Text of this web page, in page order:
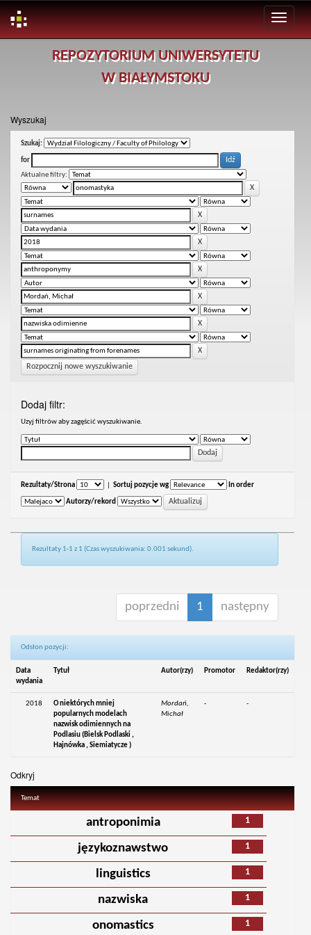
REPOZYTORIUM UNIWERSYTETU
W BIAŁYMSTOKU
Wyszukaj
Szukaj:
for
Aktualne filtry:
Rozpocznij nowe wyszukiwanie
Dodaj filtr:
Uzyj filtrów aby zagęścić wyszukiwanie.
Rezultaty/Strona Sortuj pozycje wg In order
Autorzy/rekord
Rezultaty 1-1 z 1 (Czas wyszukiwania: 0.001 sekund).
poprzedni 1 następny
Odsłon pozycji:
Data
wydania
Tytuł Autor(rzy) Promotor Redaktor(rzy)
2018
O niektórych mniej
popularnych modelach
nazwisk odimiennych na
Podlasiu (Bielsk Podlaski ,
Hajnówka , Siemiatycze )
Mordań,
Michał
- -
Odkryj
Temat
1
antroponimia
1
językoznawstwo
1
linguistics
1
nazwiska
1
onomastics